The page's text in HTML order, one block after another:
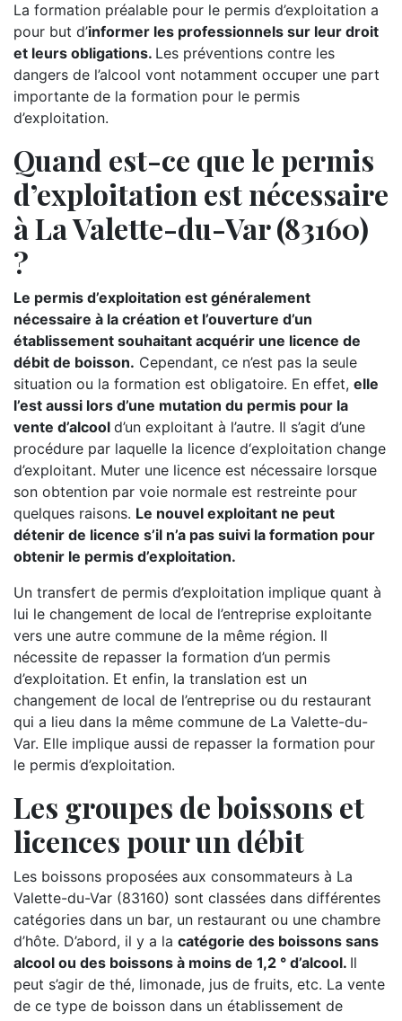
La formation préalable pour le permis d’exploitation a
pour but d’informer les professionnels sur leur droit
et leurs obligations. Les préventions contre les
dangers de l’alcool vont notamment occuper une part
importante de la formation pour le permis
d’exploitation.
Quand est-ce que le permis
d’exploitation est nécessaire
à La Valette-du-Var (83160)
?
Le permis d’exploitation est généralement
nécessaire à la création et l’ouverture d’un
établissement souhaitant acquérir une licence de
débit de boisson. Cependant, ce n’est pas la seule
situation ou la formation est obligatoire. En effet, elle
l’est aussi lors d’une mutation du permis pour la
vente d’alcool d’un exploitant à l’autre. Il s’agit d’une
procédure par laquelle la licence d‘exploitation change
d’exploitant. Muter une licence est nécessaire lorsque
son obtention par voie normale est restreinte pour
quelques raisons. Le nouvel exploitant ne peut
détenir de licence s’il n’a pas suivi la formation pour
obtenir le permis d’exploitation.
Un transfert de permis d’exploitation implique quant à
lui le changement de local de l’entreprise exploitante
vers une autre commune de la même région. Il
nécessite de repasser la formation d’un permis
d’exploitation. Et enfin, la translation est un
changement de local de l’entreprise ou du restaurant
qui a lieu dans la même commune de La Valette-du-
Var. Elle implique aussi de repasser la formation pour
le permis d’exploitation.
Les groupes de boissons et
licences pour un débit
Les boissons proposées aux consommateurs à La
Valette-du-Var (83160) sont classées dans différentes
catégories dans un bar, un restaurant ou une chambre
d’hôte. D’abord, il y a la catégorie des boissons sans
alcool ou des boissons à moins de 1,2 ° d’alcool. Il
peut s’agir de thé, limonade, jus de fruits, etc. La vente
de ce type de boisson dans un établissement de